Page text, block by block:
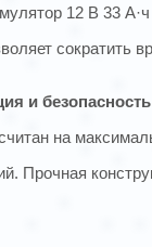
12 В 33
сократить
и безопасность
на
Прочная